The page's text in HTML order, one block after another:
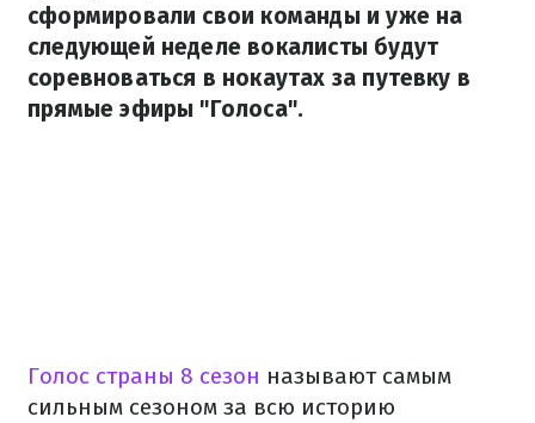
сформировали свои команды и уже на
следующей неделе вокалисты будут
соревноваться в нокаутах за путевку в
прямые эфиры "Голоса".
Голос страны 8 сезон называют самым
сильным сезоном за всю историю